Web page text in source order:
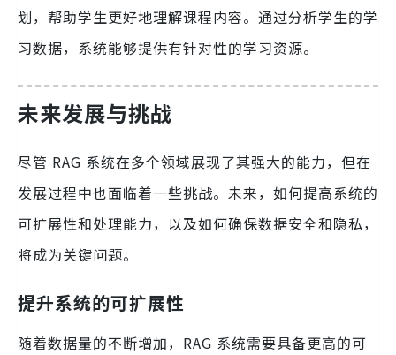
划，帮助学生更好地理解课程内容。通过分析学生的学
习数据，系统能够提供有针对性的学习资源。
未来发展与挑战
尽管 RAG 系统在多个领域展现了其强大的能力，但在
发展过程中也面临着一些挑战。未来，如何提高系统的
可扩展性和处理能力，以及如何确保数据安全和隐私，
将成为关键问题。
提升系统的可扩展性
随着数据量的不断增加，RAG 系统需要具备更高的可